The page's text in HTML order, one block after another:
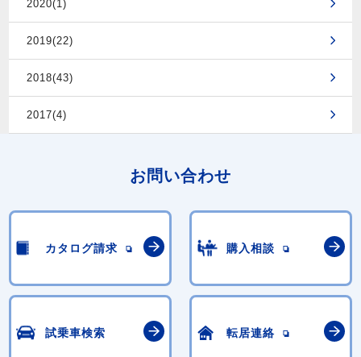
2020(1)
2019(22)
2018(43)
2017(4)
お問い合わせ
カタログ請求 購入相談
試乗車検索 転居連絡